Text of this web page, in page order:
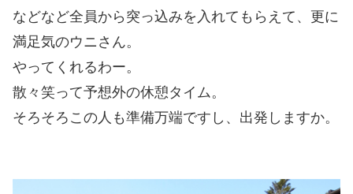
などなど全員から突っ込みを入れてもらえて、更に
満足気のウニさん。
やってくれるわー。
散々笑って予想外の休憩タイム。
そろそろこの人も準備万端ですし、出発しますか。